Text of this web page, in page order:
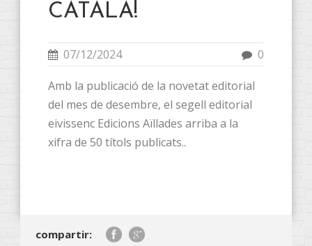
CATALÀ!
07/12/2024 0
Amb la publicació de la novetat editorial
del mes de desembre, el segell editorial
eivissenc Edicions Aïllades arriba a la
xifra de 50 títols publicats..
compartir: